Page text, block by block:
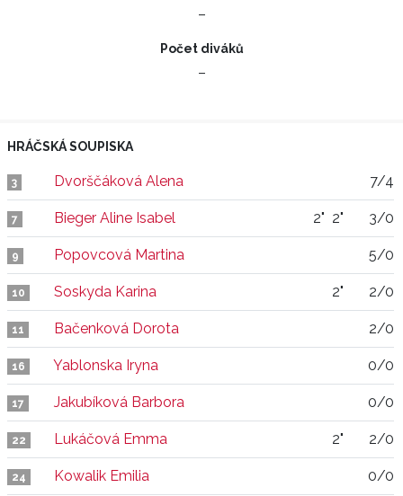
–
Počet diváků
–
HRÁČSKÁ SOUPISKA
3 Dvorščáková Alena 7/4
7 Bieger Aline Isabel 2" 2" 3/0
9 Popovcová Martina 5/0
10 Soskyda Karina 2" 2/0
11 Bačenková Dorota 2/0
16 Yablonska Iryna 0/0
17 Jakubíková Barbora 0/0
22 Lukáčová Emma 2" 2/0
24 Kowalik Emilia 0/0